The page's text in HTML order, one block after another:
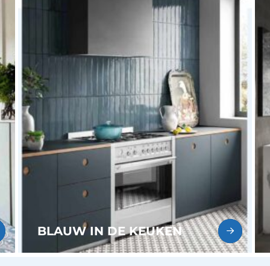
BLAUW IN DE KEUKEN